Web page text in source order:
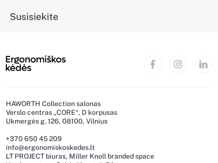
Susisiekite
HAWORTH Collection salonas
Verslo centras „CORE“, D korpusas
Ukmergės g. 126, 08100, Vilnius
+370 650 45 209
info@ergonomiskoskedes.lt
LT PROJECT biuras, Miller Knoll branded space